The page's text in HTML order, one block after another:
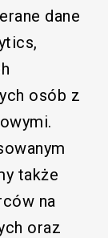
dane
osób z
także
na
oraz